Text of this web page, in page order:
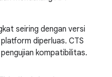
seiring dengan versi
diperluas. CTS
kompatibilitas.